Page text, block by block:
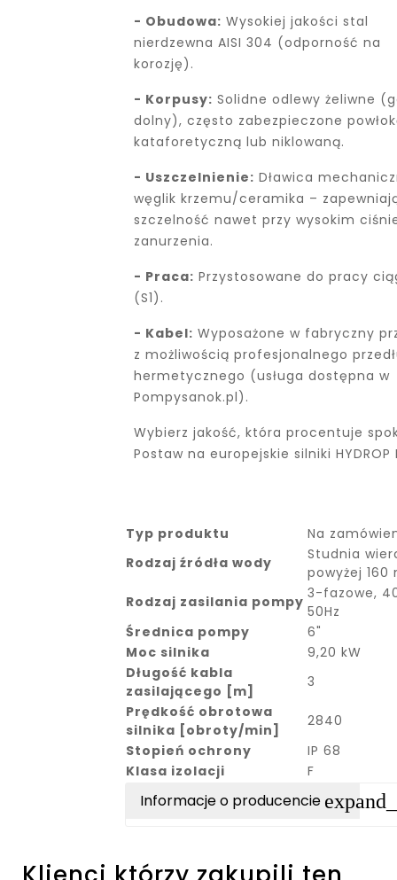
- Obudowa: Wysokiej jakości stal
nierdzewna AISI 304 (odporność na
korozję).
- Korpusy: Solidne odlewy żeliwne
dolny), często zabezpieczone
kataforetyczną lub niklowaną.
- Uszczelnienie: Dławica
węglik krzemu/ceramika –
szczelność nawet przy wysokim
zanurzenia.
- Praca: Przystosowane do pracy
(S1).
- Kabel: Wyposażone w fabryczny
z możliwością profesjonalnego
hermetycznego (usługa dostępna w
Pompysanok.pl).
Wybierz jakość, która procentuje
Postaw na europejskie silniki HYDROP
Typ produktu
Na
Rodzaj źródła wody
Studnia
powyżej 160
Rodzaj zasilania pompy 3-fazowe,
50Hz
Średnica pompy
6"
Moc silnika
9,20 kW
Długość kabla
zasilającego [m]
3
Prędkość obrotowa
silnika [obroty/min]
2840
Stopień ochrony
IP 68
Klasa izolacji
F
Informacje o producencie